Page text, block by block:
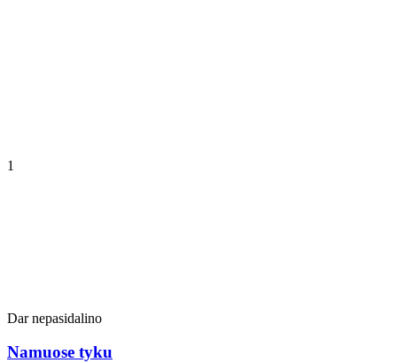
1
Dar nepasidalino
Namuose tyku